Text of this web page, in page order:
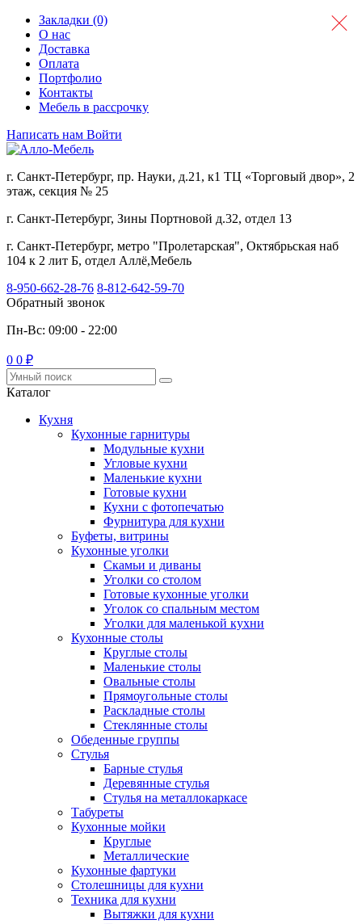
Закладки (0)
О нас
Доставка
Оплата
Портфолио
Контакты
Мебель в рассрочку
Написать нам Войти
г. Санкт-Петербург, пр. Науки, д.21, к1 ТЦ «Торговый двор», 2
этаж, секция № 25
г. Санкт-Петербург, Зины Портновой д.32, отдел 13
г. Санкт-Петербург, метро "Пролетарская", Октябрьская наб
104 к 2 лит Б, отдел Аллё,Мебель
8-950-662-28-76 8-812-642-59-70
Обратный звонок
Пн-Вс: 09:00 - 22:00
0 0 ₽
Каталог
Кухня
Кухонные гарнитуры
Модульные кухни
Угловые кухни
Маленькие кухни
Готовые кухни
Кухни с фотопечатью
Фурнитура для кухни
Буфеты, витрины
Кухонные уголки
Скамьи и диваны
Уголки со столом
Готовые кухонные уголки
Уголок со спальным местом
Уголки для маленькой кухни
Кухонные столы
Круглые столы
Маленькие столы
Овальные столы
Прямоугольные столы
Раскладные столы
Стеклянные столы
Обеденные группы
Стулья
Барные стулья
Деревянные стулья
Стулья на металлокаркасе
Табуреты
Кухонные мойки
Круглые
Металлические
Кухонные фартуки
Столешницы для кухни
Техника для кухни
Вытяжки для кухни